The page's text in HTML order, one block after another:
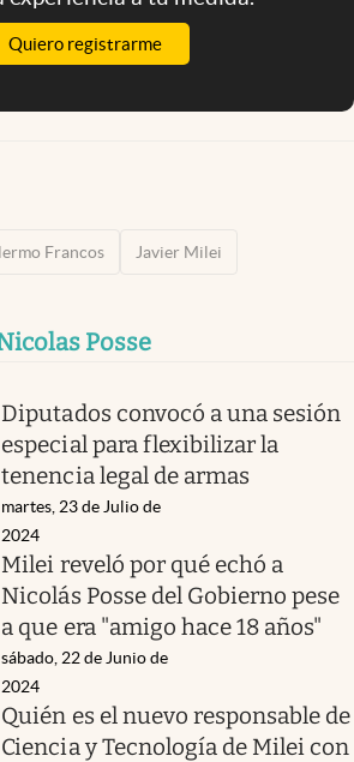
Quiero registrarme
Francos Javier Milei
Posse
Diputados convocó a una sesión
especial para flexibilizar la
tenencia legal de armas
martes, 23 de Julio de
2024
Milei reveló por qué echó a
Nicolás Posse del Gobierno pese
a que era "amigo hace 18 años"
sábado, 22 de Junio de
2024
Quién es el nuevo responsable de
Ciencia y Tecnología de Milei con